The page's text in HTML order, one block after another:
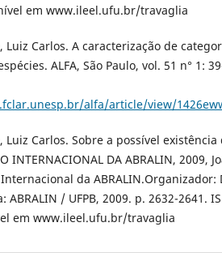
em www.ileel.ufu.br/travaglia
Luiz Carlos. A caracterização de
ALFA, São Paulo, vol. 51 n° 1:
alfa/article/view/
Luiz Carlos. Sobre a possível
INTERNACIONAL DA ABRALIN, 2009,
da ABRALIN.Organizador:
ABRALIN / UFPB, 2009. p. 2632-2641.
em www.ileel.ufu.br/travaglia